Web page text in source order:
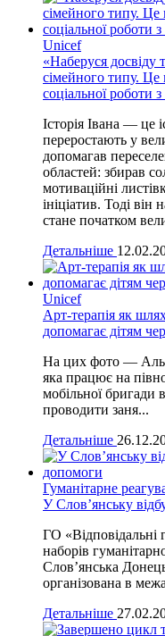
Unicef
«Наберуся досвіду
сімейного типу. Це
соціальної роботи
Історія Івана — це
переростають у
допомагав
областей: збирав
мотиваційні
ініціатив. Тоді
стане початком
Детальніше
Unicef
Арт-терапія як
допомагає дітям
На цих фото —
яка працює на
мобільної
проводити заня...
Детальніше
Гуманітарне
У Слов’янську
ГО «Відповідальні
наборів
Слов’янська
організована в
Детальніше